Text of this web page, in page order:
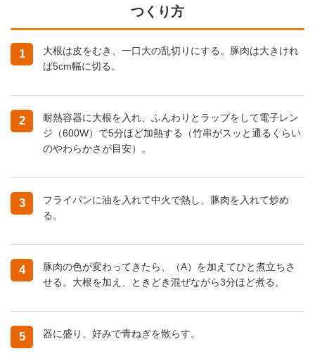
つくり方
1
大根は皮をむき、一口大の乱切りにする。豚肉は大きけれ
ば5cm幅に切る。
2
耐熱容器に大根を入れ、ふんわりとラップをして電子レン
ジ（600W）で5分ほど加熱する（竹串がスッと通るくらい
のやわらかさが目安）。
3
フライパンに油を入れて中火で熱し、豚肉を入れて炒め
る。
4
豚肉の色が変わってきたら、（A）を加えてひと煮立ちさ
せる。大根を加え、ときどき混ぜながら3分ほど煮る。
5 器に盛り、好みで青ねぎを散らす。